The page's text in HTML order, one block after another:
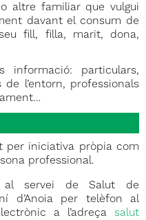
altre familiar que vulgui
davant el consum de
fill, filla, marit, dona,
particulars,
l’entorn, professionals
per iniciativa pròpia com
professional.
al servei de Salut de
d’Anoia per telèfon al
a l’adreça salut